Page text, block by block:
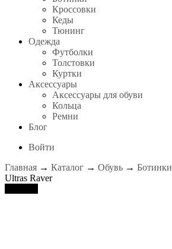
Кроссовки
Кеды
Тюнинг
Одежда
Футболки
Толстовки
Куртки
Аксессуары
Аксессуары для обуви
Кольца
Ремни
Блог
Войти
Главная → Каталог → Обувь → Ботинки
Ultras Raver